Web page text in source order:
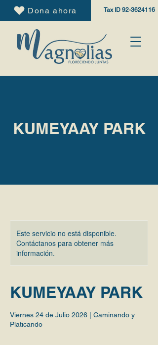
Dona ahora Tax ID 92-3624116
KUMEYAAY PARK
Este servicio no está disponible.
Contáctanos para obtener más
información.
KUMEYAAY PARK
Viernes 24 de Julio 2026 | Caminando y
Platicando